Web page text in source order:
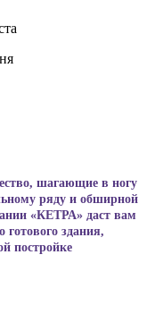
шагающие в ногу
ряду и обширной
«КЕТРА» даст вам
готового здания,
постройке